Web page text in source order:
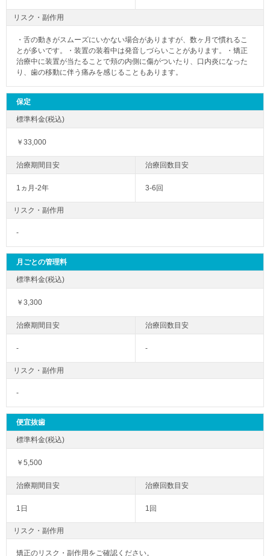
リスク・副作用
・舌の動きがスムーズにいかない場合がありますが、数ヶ月で慣れるこ
とが多いです。・装置の装着中は発音しづらいことがあります。・矯正
治療中に装置が当たることで頬の内側に傷がついたり、口内炎になった
り、歯の移動に伴う痛みを感じることもあります。
保定
￥33,000
1ヵ月-2年 3-6回
リスク・副作用
-
月ごとの管理料
￥3,300
- -
リスク・副作用
-
便宜抜歯
￥5,500
1日 1回
リスク・副作用
矯正のリスク・副作用をご確認ください。